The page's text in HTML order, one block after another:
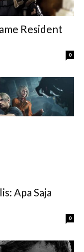
Resident
0
Apa Saja
0